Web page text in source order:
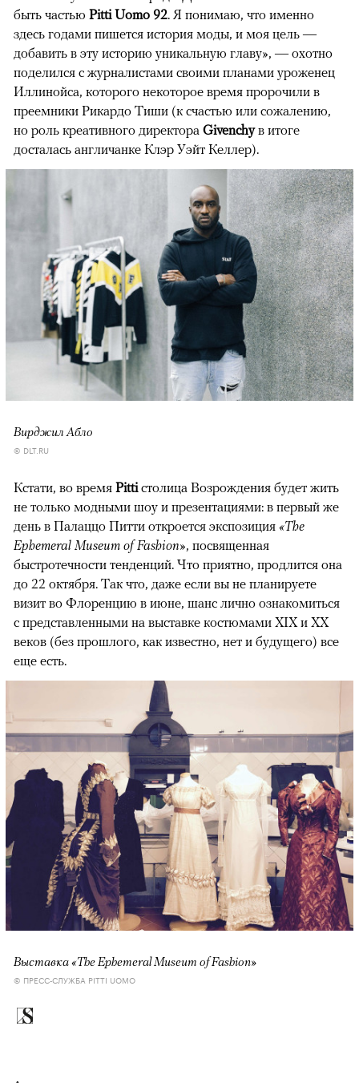
быть частью Pitti Uomo 92. Я понимаю, что именно
здесь годами пишется история моды, и моя цель —
добавить в эту историю уникальную главу», — охотно
поделился с журналистами своими планами уроженец
Иллинойса, которого некоторое время пророчили в
преемники Рикардо Тиши (к счастью или сожалению,
но роль креативного директора Givenchyв итоге
досталась англичанке Клэр Уэйт Келлер).
Вирджил Абло
© DLT.RU
Кстати, во время Pitti столица Возрождения будет жить
не только модными шоу и презентациями: в первый же
день в Палаццо Питти откроется экспозиция «The
Ephemeral Museum of Fashion», посвященная
быстротечности тенденций. Что приятно, продлится она
до 22 октября. Так что, даже если вы не планируете
визит во Флоренцию в июне, шанс лично ознакомиться
с представленными на выставке костюмами ХIX и ХХ
веков (без прошлого, как известно, нет и будущего) все
еще есть.
Выставка «The Ephemeral Museum of Fashion»
© ПРЕСС-СЛУЖБА PITTI UOMO